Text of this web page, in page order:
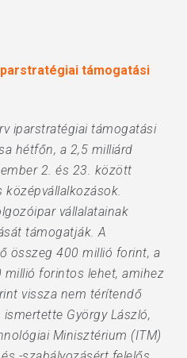
támogatási
iparstratégiai támogatási
hétfőn, a 2,5 milliárd
2. és 23. között
középvállalkozások.
vállalatainak
támogatják. A
összeg 400 millió forint, a
forintos lehet, amihez
vissza nem térítendő
György László,
Minisztérium (ITM)